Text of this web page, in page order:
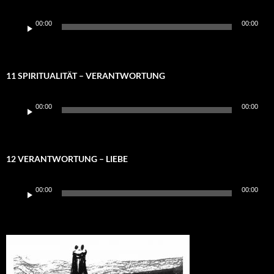
Player
00:00 00:00
11 SPIRITUALITÄT – VERANTWORTUNG
Player
00:00 00:00
12 VERANTWORTUNG – LIEBE
Player
00:00 00:00